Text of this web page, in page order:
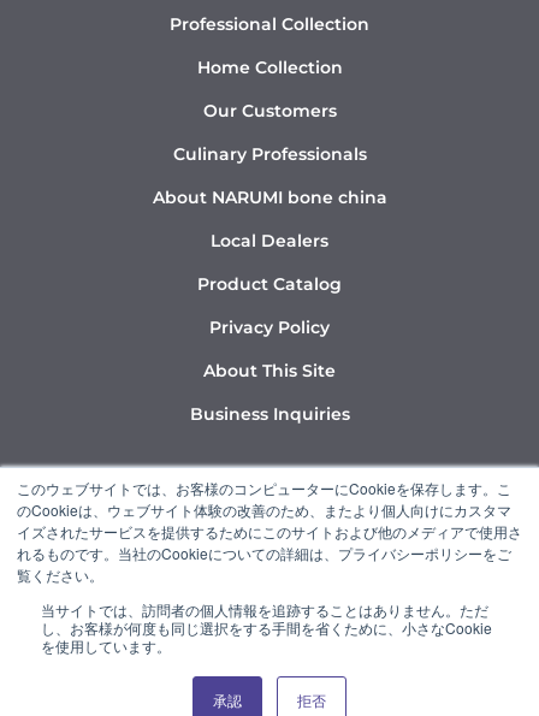
このウェブサイトでは、お客様のコンピューターにCookieを保存します。こ
のCookieは、ウェブサイト体験の改善のため、またより個人向けにカスタマ
イズされたサービスを提供するためにこのサイトおよび他のメディアで使用さ
れるものです。当社のCookieについての詳細は、プライバシーポリシーをご
覧ください。
当サイトでは、訪問者の個人情報を追跡することはありません。ただ
し、お客様が何度も同じ選択をする手間を省くために、小さなCookie
を使用しています。
承認 拒否
Professional Collection
Home Collection
Our Customers
Culinary Professionals
About NARUMI bone china
Local Dealers
Product Catalog
Privacy Policy
About This Site
Business Inquiries
Y
o
u
t
b
I
n
s
t
g
a
L
i
n
k
d
“NARUMI” is a member of the Ishizuka Glass Group.
© 2022 NARUMI CORPORATION